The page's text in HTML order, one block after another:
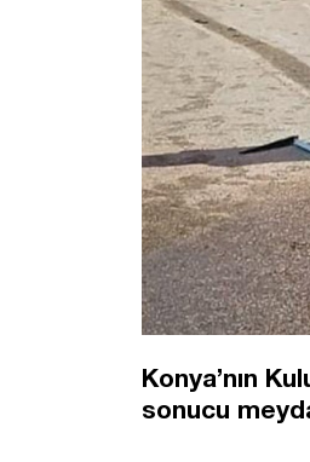
Konya’nın
sonucu